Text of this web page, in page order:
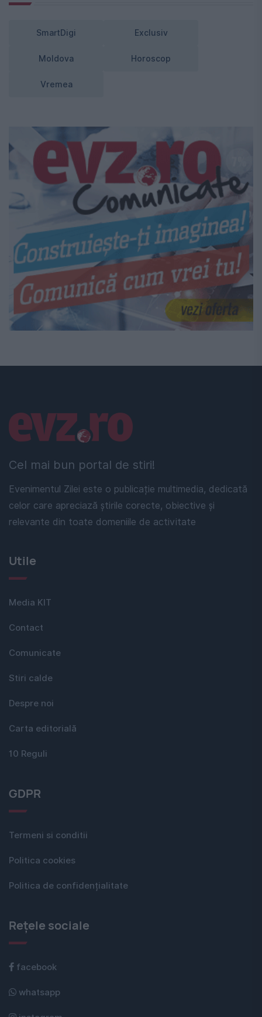
SmartDigi Exclusiv
Moldova Horoscop
Vremea
Cel mai bun portal de stiri!
Evenimentul Zilei este o publicație multimedia, dedicată
celor care apreciază știrile corecte, obiective și
relevante din toate domeniile de activitate
Linkuri utile
Utile
Media KIT
Contact
Comunicate
Stiri calde
Despre noi
Carta editorială
10 Reguli
GDPR
Termeni si conditii
Politica cookies
Politica de confidențialitate
Rețele sociale
facebook
whatsapp